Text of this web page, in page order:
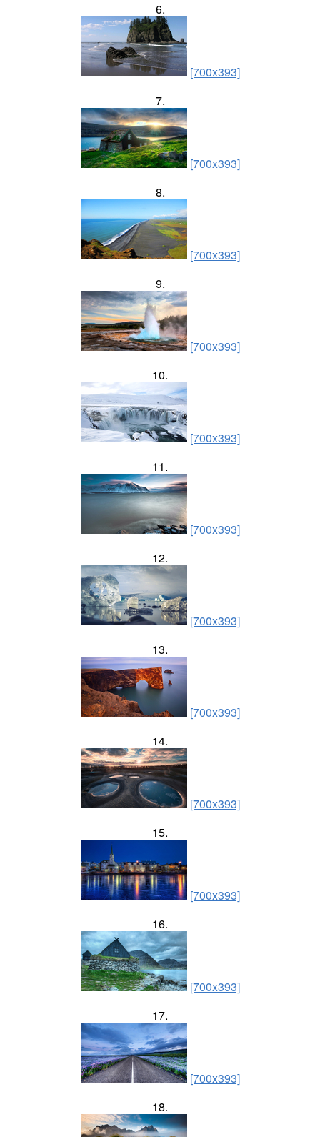
6.
[700x393]
7.
[700x393]
8.
[700x393]
9.
[700x393]
10.
[700x393]
11.
[700x393]
12.
[700x393]
13.
[700x393]
14.
[700x393]
15.
[700x393]
16.
[700x393]
17.
[700x393]
18.